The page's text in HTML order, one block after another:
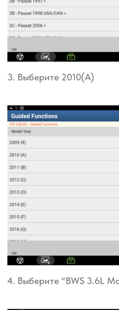
3. Выберите 2010(A)
4. Выберите “BWS 3.6L